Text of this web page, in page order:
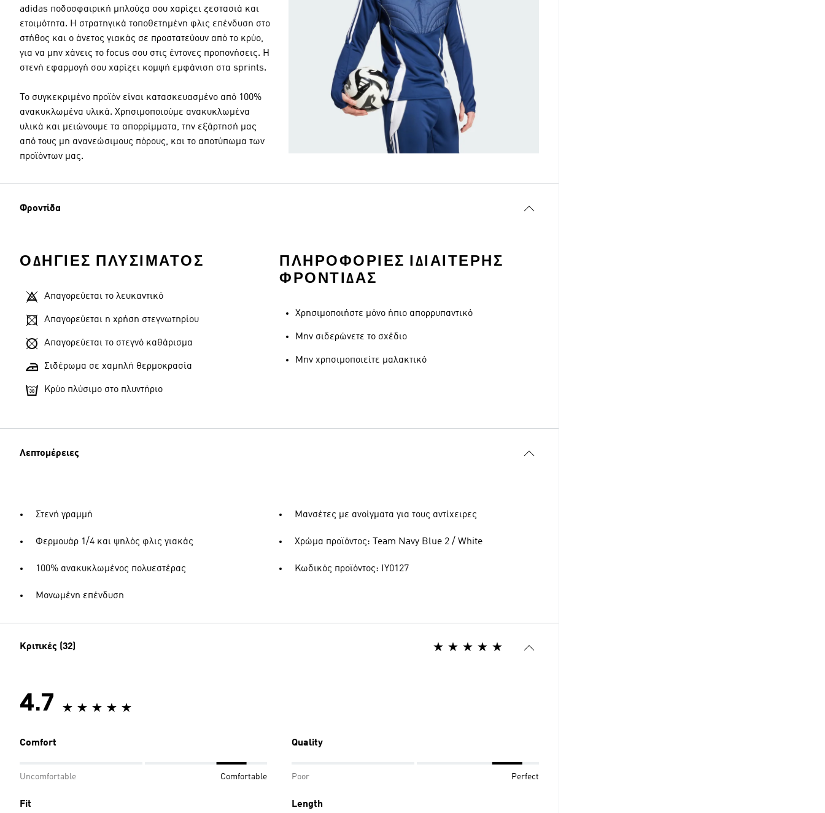
adidas ποδοσφαιρική μπλούζα σου χαρίζει ζεστασιά και
ετοιμότητα. Η στρατηγικά τοποθετημένη φλις επένδυση στο
στήθος και ο άνετος γιακάς σε προστατεύουν από το κρύο,
για να μην χάνεις το focus σου στις έντονες προπονήσεις. Η
στενή εφαρμογή σου χαρίζει κομψή εμφάνιση στα sprints.
Το συγκεκριμένο προϊόν είναι κατασκευασμένο από 100%
ανακυκλωμένα υλικά. Χρησιμοποιούμε ανακυκλωμένα
υλικά και μειώνουμε τα απορρίμματα, την εξάρτησή μας
από τους μη ανανεώσιμους πόρους, και το αποτύπωμα των
προϊόντων μας.
Φροντίδα
ΟΔΗΓΊΕΣ ΠΛΥΣΊΜΑΤΟΣ
Απαγορεύεται το λευκαντικό
Απαγορεύεται η χρήση στεγνωτηρίου
Απαγορεύεται το στεγνό καθάρισμα
Σιδέρωμα σε χαμηλή θερμοκρασία
Κρύο πλύσιμο στο πλυντήριο
ΠΛΗΡΟΦΟΡΊΕΣ ΙΔΙΑΊΤΕΡΗΣ
ΦΡΟΝΤΊΔΑΣ
Χρησιμοποιήστε μόνο ήπιο απορρυπαντικό
Μην σιδερώνετε το σχέδιο
Μην χρησιμοποιείτε μαλακτικό
Λεπτομέρειες
Στενή γραμμή
Φερμουάρ 1/4 και ψηλός φλις γιακάς
100% ανακυκλωμένος πολυεστέρας
Μονωμένη επένδυση
Μανσέτες με ανοίγματα για τους αντίχειρες
Χρώμα προϊόντος: Team Navy Blue 2 / White
Κωδικός προϊόντος: IY0127
Κριτικές (32)
4.7
Comfort
Uncomfortable Comfortable
Quality
Poor Perfect
Fit Length